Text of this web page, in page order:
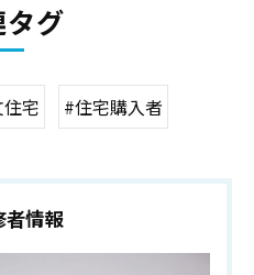
グ
宅 #住宅購入者
者情報